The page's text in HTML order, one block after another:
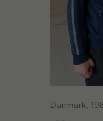
Danmark,